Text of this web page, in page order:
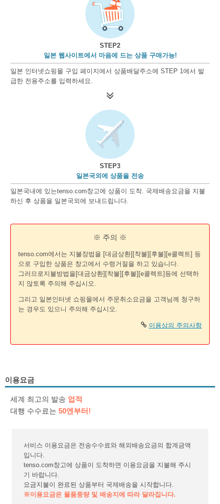
STEP2
일본 웹사이트에서 마음에 드는 상품 구매가능!
일본 인터넷쇼핑몰 구입 페이지에서 상품배달주소에 STEP 1에서 발
급한 전용주소를 입력하세요.
STEP3
일본국외에 상품을 전송
일본국내에 있는tenso.com창고에 상품이 도착. 국제배송요금을 지불
하신 후 상품을 일본국외에 보내드립니다.
※ 주의 ※
tenso.com에서는 지불장법을 [대금상환][착불][후불][e콜렉트] 등
으로 구입한 상품은 창고에서 수령거절을 하고 있습니다.
그러므로지불방법을[대금상환][착불][후불][e콜렉트]등에 선택하
지 않토록 주의해 주십시오.
그리고 일본인터넷 쇼핑몰에서 주문취소요금을 고객님께 청구하
는 경우도 있으니 주의해 주십시오.
이용상의 주의사항
이용요금
세계 최고의 발송 업적
대행 수수료는 50엔부터!
서비스 이용요금은 전송수수료와 해외배송요금의 합계금액
입니다.
tenso.com창고에 상품이 도착하면 이용요금을 지불해 주시
기 바랍니다.
요금지불이 완료된 상품부터 국제배송을 시작합니다.
※이용요금은 물품중량 및 배송지에 따라 달라집니다.